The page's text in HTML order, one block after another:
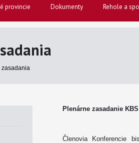
provincie Dokumenty Rehole a
zasadania
Plenárne zasadanie
Členovia Konferencie